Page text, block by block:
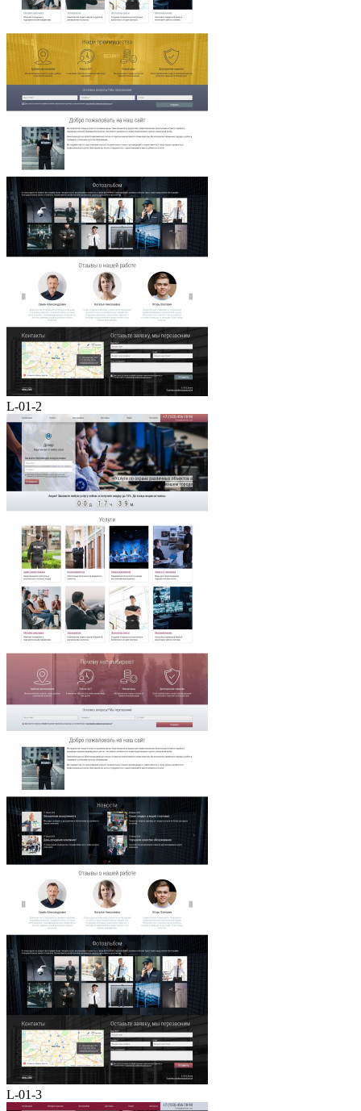
L-01-2
L-01-3